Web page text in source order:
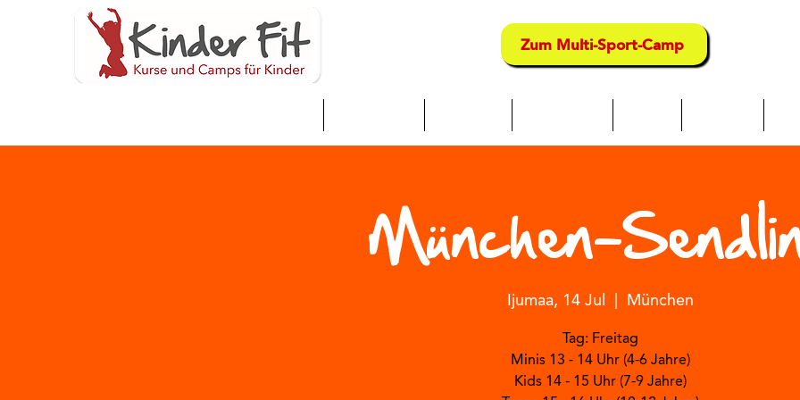
Zum Multi-Sport-Camp
München-
Ijumaa, 14 Jul München
Tag: Freitag
Minis 13 - 14 Uhr (4-6 Jahre)
Kids 14 - 15 Uhr (7-9 Jahre)